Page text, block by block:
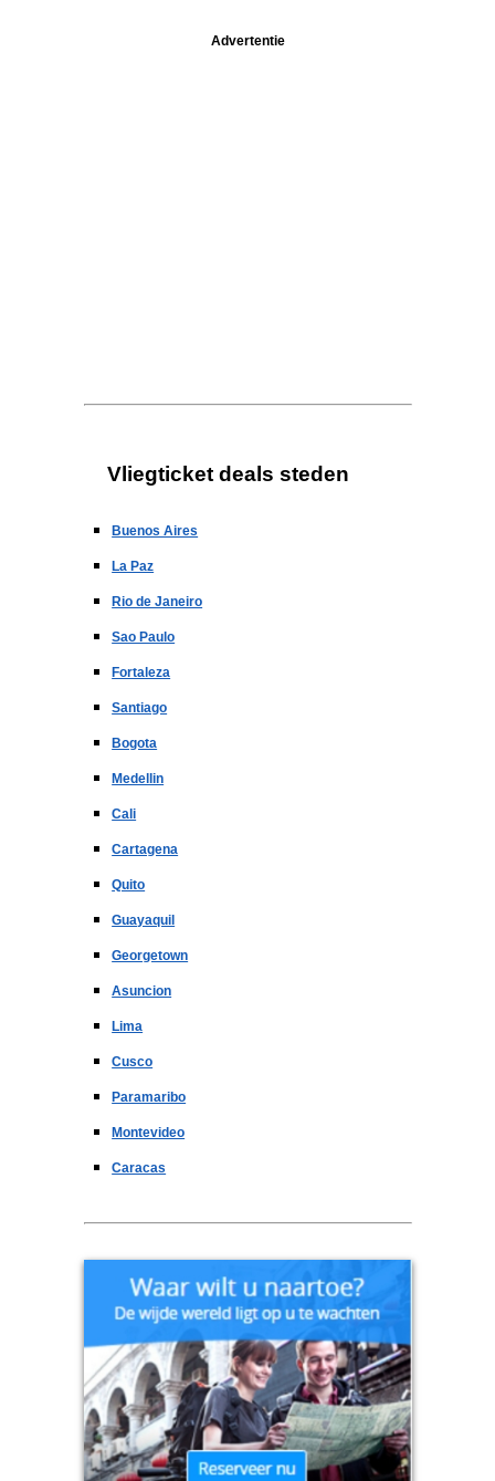
Advertentie
Vliegticket deals steden
Buenos Aires
La Paz
Rio de Janeiro
Sao Paulo
Fortaleza
Santiago
Bogota
Medellin
Cali
Cartagena
Quito
Guayaquil
Georgetown
Asuncion
Lima
Cusco
Paramaribo
Montevideo
Caracas